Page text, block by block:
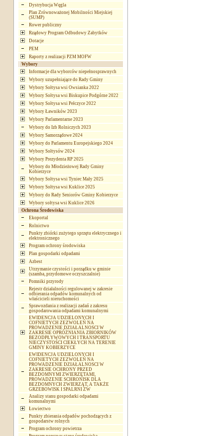
Dystrybucja Węgla
Plan Zrównoważonej Mobilności Miejskiej
(SUMP)
Rower publiczny
Rządowy Program Odbudowy Zabytków
Dotacje
PEM
Raporty z realizacji PZM MOFW
Wybory
Informacje dla wyborców niepełnosprawnych
Wybory uzupełniające do Rady Gminy
Wybory Sołtysa wsi Owsianka 2022
Wybory Sołtysa wsi Biskupice Podgórne 2022
Wybory Sołtysa wsi Pełczyce 2022
Wybory Ławników 2023
Wybory Parlamentarne 2023
Wybory do Izb Rolniczych 2023
Wybory Samorządowe 2024
Wybory do Parlamentu Europejskiego 2024
Wybory Sołtysów 2024
Wybory Prezydenta RP 2025
Wybory do Młodzieżowej Rady Gminy
Kobierzyce
Wybory Sołtysa wsi Tyniec Mały 2025
Wybory Sołtysa wsi Kuklice 2025
Wybory do Rady Seniorów Gminy Kobierzyce
Wybory sołtysa wsi Kuklice 2026
Ochrona Środowiska
Ekoportal
Rolnictwo
Punkty zbiórki zużytego sprzętu elektrycznego i
elektronicznego
Program ochrony środowiska
Plan gospodarki odpadami
Azbest
Utrzymanie czystości i porządku w gminie
(szamba, przydomowe oczyszczalnie)
Pomniki przyrody
Rejestr działalności regulowanej w zakresie
odbierania odpadów komunalnych od
właścicieli nieruchomości
Sprawozdania z realizacji zadań z zakresu
gospodarowania odpadami komunalnymi
EWIDENCJA UDZIELONYCH I
COFNIETYCH ZEZWOLEŃ NA
PROWADZENIE DZIAŁALNOSCI W
ZAKRESIE OPRÓŻNIANIA ZBIORNIKÓW
BEZODPŁYWOWYCH I TRANSPORTU
NIECZYSTOŚCI CIEKŁYCH NA TERENIE
GMINY KOBIERZYCE
EWIDENCJA UDZIELONYCH I
COFNIETYCH ZEZWOLEŃ NA
PROWADZENIE DZIAŁALNOSCI W
ZAKRESIE OCHRONY PRZED
BEZDOMNYMI ZWIERZĘTAMI,
PROWADZENIE SCHRONISK DLA
BEZDOMNYCH ZWIERZĄT, A TAKŻE
GRZEBOWISK I SPALRNI ZW
Analizy stanu gospodarki odpadami
komunalnymi
Łowiectwo
Punkty zbierania odpadów pochodzących z
gospodarstw rolnych
Program ochrony powietrza